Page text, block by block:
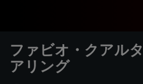
ファビオ・クアル
アリング